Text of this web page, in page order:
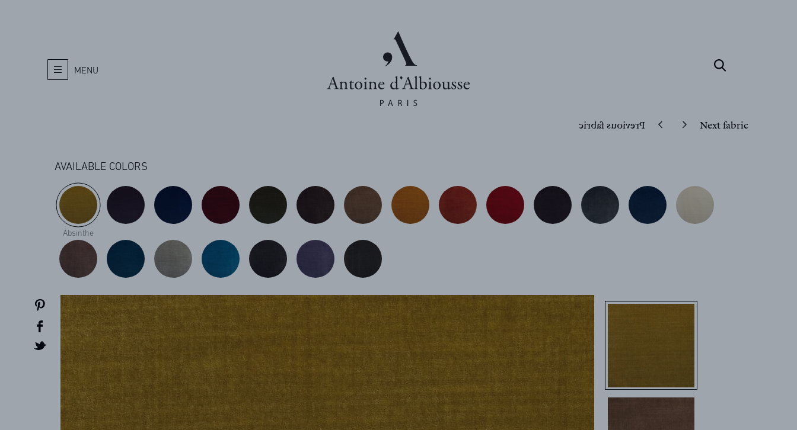
MENU
AVAILABLE COLORS
Absinthe
Previous fabric Next fabric